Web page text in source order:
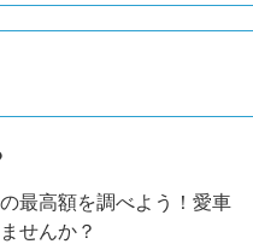
最高額を調べよう！愛車
せんか？